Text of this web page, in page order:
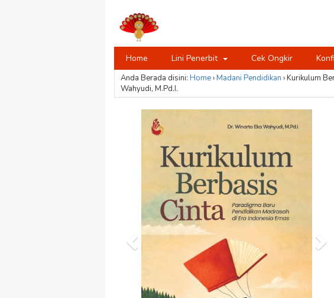
Home Lini Penerbit Cek Ongkir
Anda Berada disini: Home›Madani Pendidikan ›Kurikulum
Wahyudi, M.Pd.I.